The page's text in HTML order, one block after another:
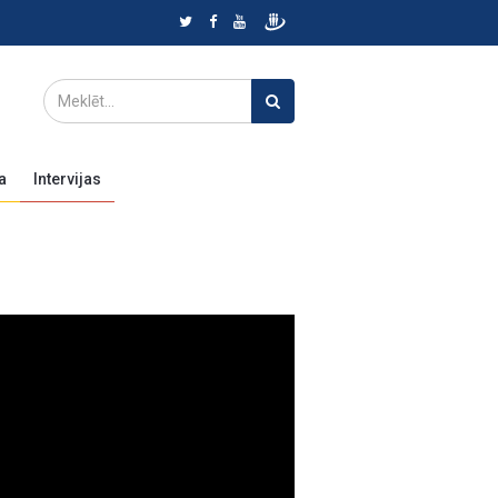
Intervijas